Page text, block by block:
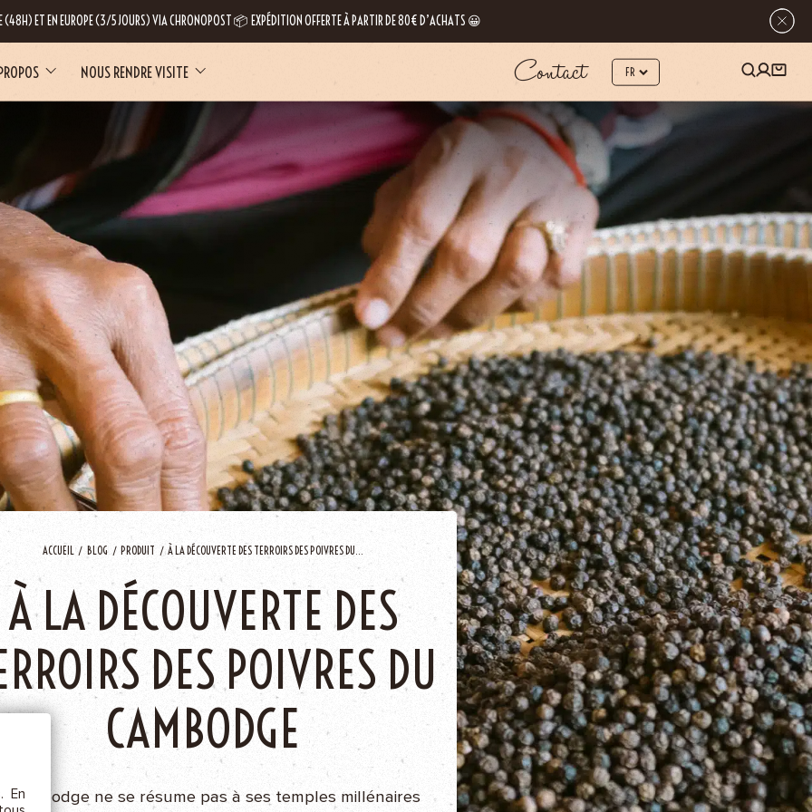
(48H) ET EN EUROPE (3/5 JOURS) VIA CHRONOPOST 📦 EXPÉDITION OFFERTE À PARTIR DE 80€ D’ACHATS 😀
NOUS RENDRE VISITE Contact
ACCUEIL BLOG PRODUIT À LA DÉCOUVERTE DES TERROIRS DES POIVRES DU...
À LA DÉCOUVERTE DES
DES POIVRES DU
CAMBODGE
Cambodge ne se résume pas à ses temples millénaires
En
au